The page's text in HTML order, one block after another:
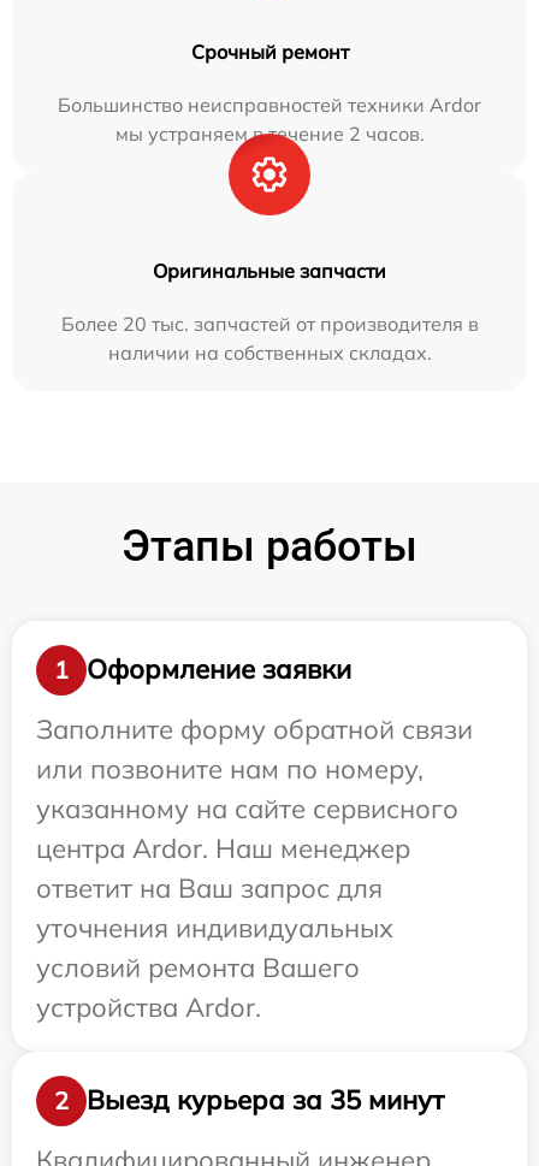
Срочный ремонт
Большинство неисправностей техники Ardor
мы устраняем в течение 2 часов.
Оригинальные запчасти
Более 20 тыс. запчастей от производителя в
наличии на собственных складах.
Этапы работы
1
Оформление заявки
Заполните форму обратной связи
или позвоните нам по номеру,
указанному на сайте сервисного
центра Ardor. Наш менеджер
ответит на Ваш запрос для
уточнения индивидуальных
условий ремонта Вашего
устройства Ardor.
2
Выезд курьера за 35 минут